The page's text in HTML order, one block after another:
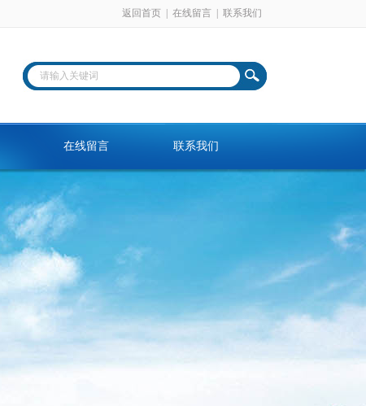
返回首页 在线留言 联系我们
在线留言 联系我们